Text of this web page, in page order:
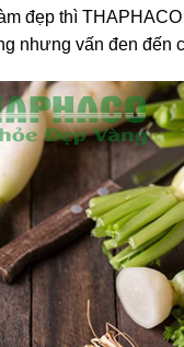
đẹp thì
nhưng vấn đen